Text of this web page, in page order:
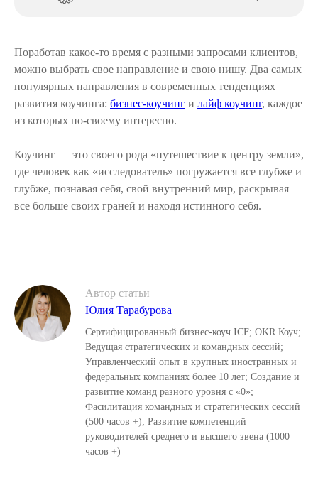
Поработав какое-то время с разными запросами клиентов,
можно выбрать свое направление и свою нишу. Два самых
популярных направления в современных тенденциях
развития коучинга: бизнес-коучинг и лайф коучинг, каждое
из которых по-своему интересно.
Коучинг — это своего рода «путешествие к центру земли»,
где человек как «исследователь» погружается все глубже и
глубже, познавая себя, свой внутренний мир, раскрывая
все больше своих граней и находя истинного себя.
Автор статьи
Юлия Тарабурова
Сертифицированный бизнес-коуч ICF; OKR Коуч;
Ведущая стратегических и командных сессий;
Управленческий опыт в крупных иностранных и
федеральных компаниях более 10 лет; Создание и
развитие команд разного уровня с «0»;
Фасилитация командных и стратегических сессий
(500 часов +); Развитие компетенций
руководителей среднего и высшего звена (1000
часов +)